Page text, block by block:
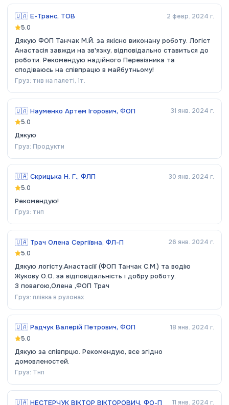
🇺🇦 Е-Транс, ТОВ
2 февр. 2024 г.
5.0
Дякую ФОП Танчак М.Й. за якісно виконану роботу. Логіст
Анастасія завжди на зв'язку, відповідально ставиться до
роботи. Рекомендую надійного Перевізника та
сподіваюсь на співпрацю в майбутньому!
Груз: тнв на палеті, 1т.
🇺🇦 Науменко Артем Ігорович, ФОП
31 янв. 2024 г.
5.0
Дякую
Груз: Продукти
🇺🇦 Скрицька Н. Г., ФЛП
30 янв. 2024 г.
5.0
Рекомендую!
Груз: тнп
🇺🇦 Трач Олена Сергіївна, ФЛ-П
26 янв. 2024 г.
5.0
Дякую логісту,Анастасіїї (ФОП Танчак С.М.) та водію
Жукову О.О. за відповідальність і добру роботу.
З повагою,Олена ,ФОП Трач
Груз: плівка в рулонах
🇺🇦 Радчук Валерій Петрович, ФОП
18 янв. 2024 г.
5.0
Дякую за співпрцю. Рекомендую, все згідно
домовленостей.
Груз: Тнп
🇺🇦 НЕСТЕРЧУК ВІКТОР ВІКТОРОВИЧ, ФО-П
11 янв. 2024 г.